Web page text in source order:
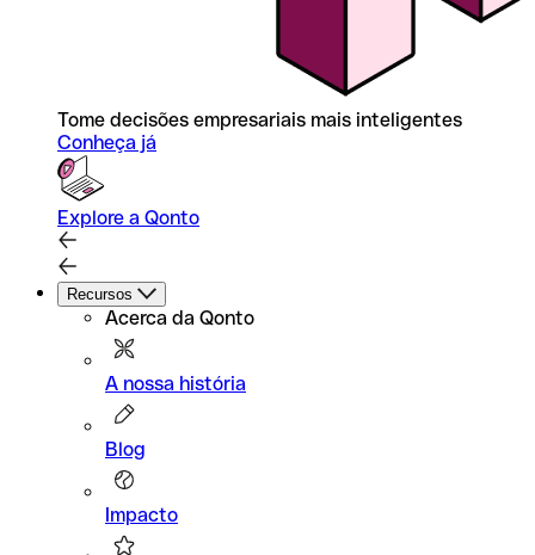
Tome decisões empresariais mais inteligentes
Conheça já
Explore a Qonto
Recursos
Acerca da Qonto
A nossa história
Blog
Impacto